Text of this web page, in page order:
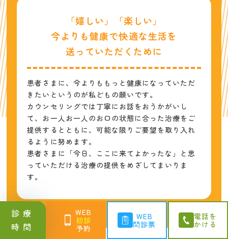
「嬉しい」「楽しい」
今よりも健康で快適な生活を
送っていただくために
患者さまに、今よりももっと健康になっていただ
きたいというのが私どもの願いです。
カウンセリングでは丁寧にお話をおうかがいし
て、お一人お一人のお口の状態に合った治療をご
提供するとともに、可能な限りご要望を取り入れ
るように努めます。
患者さまに「今日、ここに来てよかったな」と思
っていただける治療の提供をめざしてまいりま
す。
WEB
初診
予約
WEB
問診票
電話を
かける
診療
時間